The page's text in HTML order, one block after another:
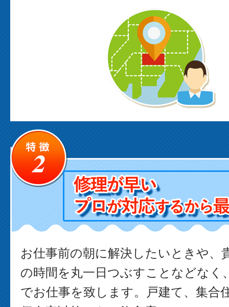
お仕事前の朝に解決したいときや、
の時間を丸一日つぶすことなどなく
でお仕事を致します。戸建て、集合